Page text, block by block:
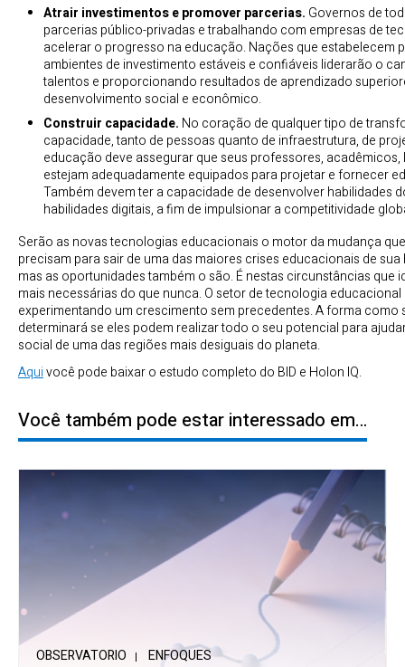
Atrair investimentos e promover parcerias. Governos de
parcerias público-privadas e trabalhando com empresas de
acelerar o progresso na educação. Nações que estabelecem
ambientes de investimento estáveis e confiáveis liderarão o
talentos e proporcionando resultados de aprendizado
desenvolvimento social e econômico.
Construir capacidade. No coração de qualquer tipo de
capacidade, tanto de pessoas quanto de infraestrutura, de
educação deve assegurar que seus professores,
estejam adequadamente equipados para projetar e fornecer
Também devem ter a capacidade de desenvolver habilidades
habilidades digitais, a fim de impulsionar a competitividade
Serão as novas tecnologias educacionais o motor da mudança
precisam para sair de uma das maiores crises educacionais de
mas as oportunidades também o são. É nestas circunstâncias que
mais necessárias do que nunca. O setor de tecnologia
experimentando um crescimento sem precedentes. A forma
determinará se eles podem realizar todo o seu potencial para
social de uma das regiões mais desiguais do planeta.
Aquivocê pode baixar o estudo completo do BID e Holon IQ.
Você também pode estar interessado em…
OBSERVATORIO ENFOQUES